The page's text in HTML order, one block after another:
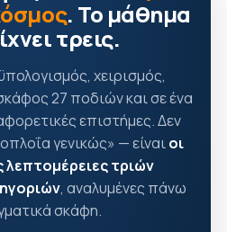
. Το μάθημα
τρεις.
χειρισμός,
27 ποδιών και σε ένα
επιστήμες. Δεν
γενικώς» — είναιοι
λεπτομέρειες τριών
, αναλυμένες πάνω
σκάφη.